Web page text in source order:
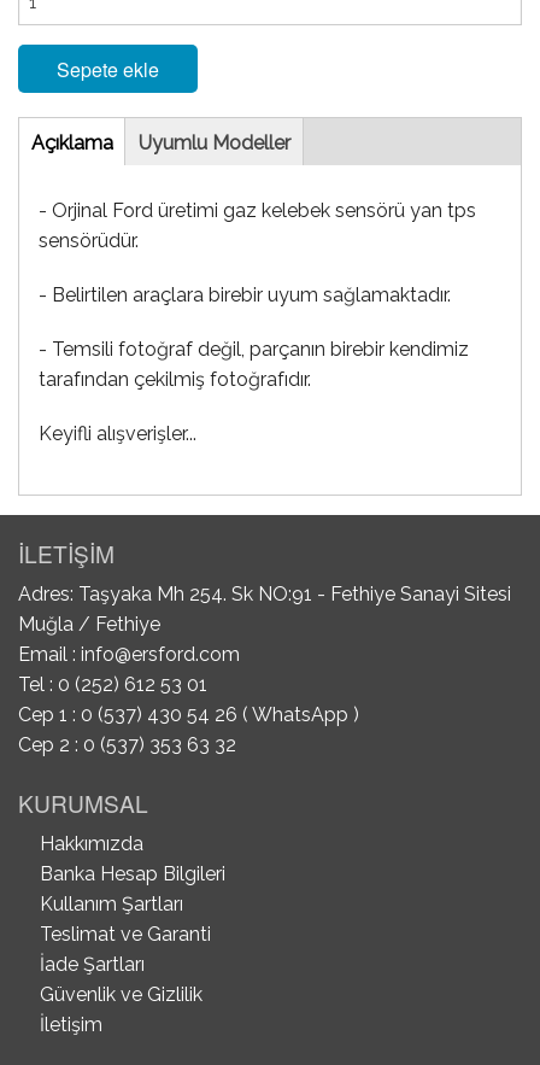
Sepete ekle
Tab
Açıklama(etkinUyumlu Modeller
- Orjinal Ford üretimi gaz kelebek sensörü yan tps
sensörüdür.
- Belirtilen araçlara birebir uyum sağlamaktadır.
- Temsili fotoğraf değil, parçanın birebir kendimiz
tarafından çekilmiş fotoğrafıdır.
Keyifli alışverişler...
İLETİŞİM
Adres: Taşyaka Mh 254. Sk NO:91 - Fethiye Sanayi Sitesi
Muğla / Fethiye
Email : info@ersford.com
Tel : 0 (252) 612 53 01
Cep 1 : 0 (537) 430 54 26 ( WhatsApp )
Cep 2 : 0 (537) 353 63 32
KURUMSAL
Hakkımızda
Banka Hesap Bilgileri
Kullanım Şartları
Teslimat ve Garanti
İade Şartları
Güvenlik ve Gizlilik
İletişim